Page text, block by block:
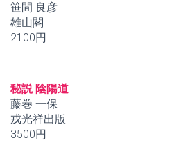
笹間 良彦
雄山閣
2100円
秘説 陰陽道
藤巻 一保
戎光祥出版
3500円